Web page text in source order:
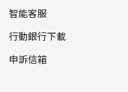
智能客服
行動銀行下載
申訴信箱